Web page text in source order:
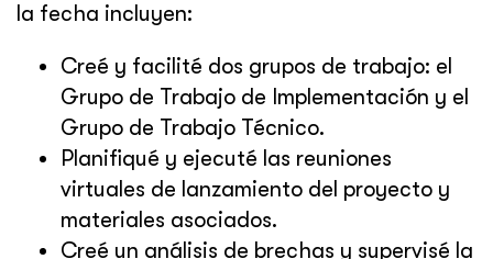
la fecha incluyen:
Creé y facilité dos grupos de trabajo: el
Grupo de Trabajo de Implementación y el
Grupo de Trabajo Técnico.
Planifiqué y ejecuté las reuniones
virtuales de lanzamiento del proyecto y
materiales asociados.
Creé un análisis de brechas y supervisé la